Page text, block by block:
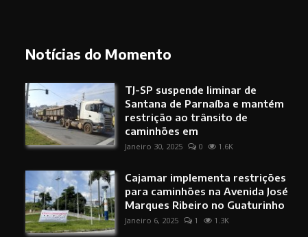
Notícias do Momento
TJ-SP suspende liminar de
Santana de Parnaíba e mantém
restrição ao trânsito de
caminhões em
Janeiro 30, 2025 0 1.6K
Cajamar implementa restrições
para caminhões na Avenida José
Marques Ribeiro no Guaturinho
Janeiro 6, 2025 1 1.3K